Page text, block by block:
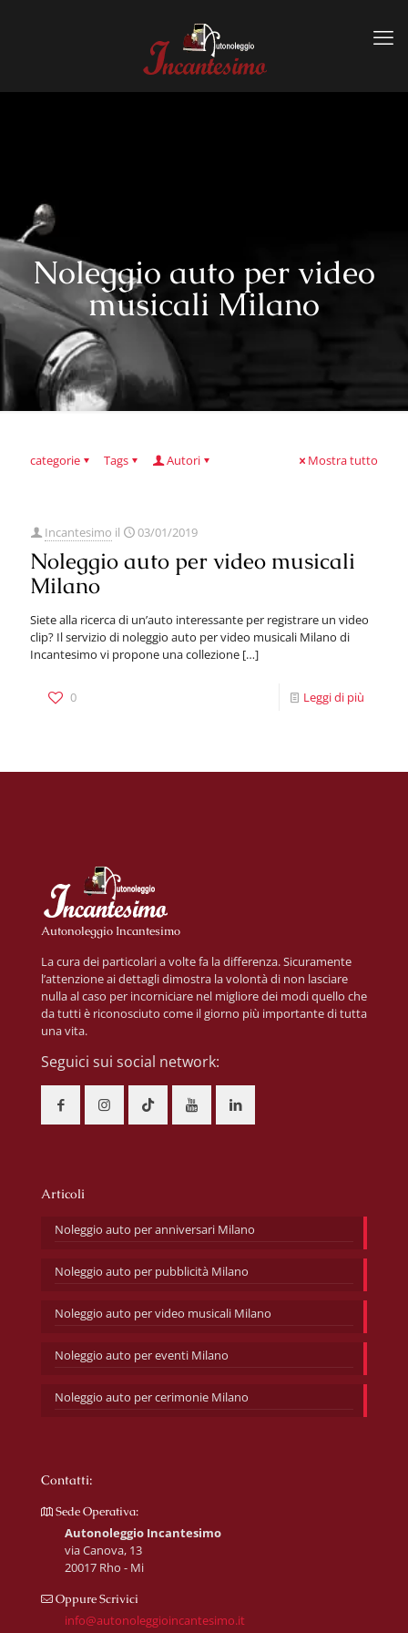
Noleggio auto per video
musicali Milano
categorie Tags Autori Mostra tutto
Incantesimo il 03/01/2019
Noleggio auto per video musicali
Milano
Siete alla ricerca di un’auto interessante per registrare un video
clip? Il servizio di noleggio auto per video musicali Milano di
Incantesimo vi propone una collezione […]
0 Leggi di più
Autonoleggio Incantesimo
La cura dei particolari a volte fa la differenza. Sicuramente
l’attenzione ai dettagli dimostra la volontà di non lasciare
nulla al caso per incorniciare nel migliore dei modi quello che
da tutti è riconosciuto come il giorno più importante di tutta
una vita.
Seguici sui social network:
Articoli
Noleggio auto per anniversari Milano
Noleggio auto per pubblicità Milano
Noleggio auto per video musicali Milano
Noleggio auto per eventi Milano
Noleggio auto per cerimonie Milano
Contatti:
Sede Operativa:
Autonoleggio Incantesimo
via Canova, 13
20017 Rho - Mi
Oppure Scrivici
info@autonoleggioincantesimo.it